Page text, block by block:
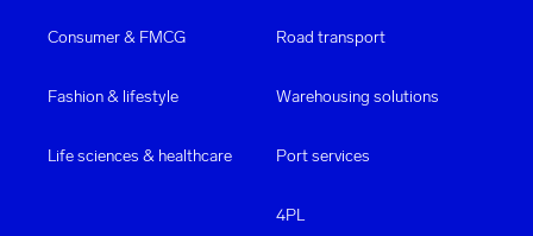
Consumer & FMCG
Fashion & lifestyle
Life sciences & healthcare
Road transport
Warehousing solutions
Port services
4PL